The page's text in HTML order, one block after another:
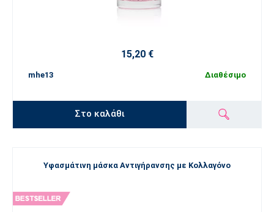
15,20 €
mhe13 Διαθέσιμο
Στο καλάθι
Υφασμάτινη μάσκα Αντιγήρανσης με Κολλαγόνο